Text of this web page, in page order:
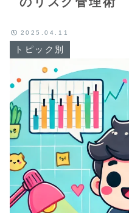
トピック別
2025.04.11